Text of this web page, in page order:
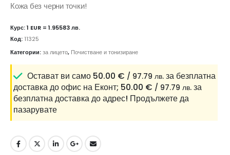
Кожа без черни точки!
Курс: 1 EUR = 1.95583 лв.
Код: 11325
Категории:за лицето, Почистване и тонизиране
Остават ви само 50.00 € / 97.79 лв. за безплатна
доставка до офис на Еконт; 50.00 € / 97.79 лв. за
безплатна доставка до адрес! Продължете да
пазарувате